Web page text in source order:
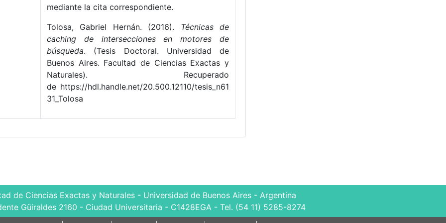
mediante la cita correspondiente.
Tolosa, Gabriel Hernán. (2016). Técnicas de
caching de intersecciones en motores de
búsqueda. (Tesis Doctoral. Universidad de
Buenos Aires. Facultad de Ciencias Exactas y
Naturales). Recuperado
de https://hdl.handle.net/20.500.12110/tesis_n61
31_Tolosa
de Ciencias Exactas y Naturales - Universidad de Buenos Aires - Argentina
Güiraldes 2160 - Ciudad Universitaria - C1428EGA - Tel. (54 11) 5285-8274